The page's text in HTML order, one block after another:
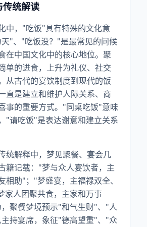
传统解读
中，"吃饭"具有特殊的文化意
"、"吃饭没？"是最常见的问候
在中国文化中的核心地位。聚
单的进食，上升为礼仪、社交
从古代的宴饮制度到现代的饭
直是建立和维护人际关系、商
事的重要方式。"同桌吃饭"意味
"请吃饭"是表达谢意和建立关系
统解释中，梦见聚餐、宴会几
籍记载："梦与众人宴饮者，主
相助"；"梦盛宴，主福禄双全、
家人团聚共食，主家和万事
聚餐梦境预示"和气生财"、"人
持宴席，象征"德高望重"、"众